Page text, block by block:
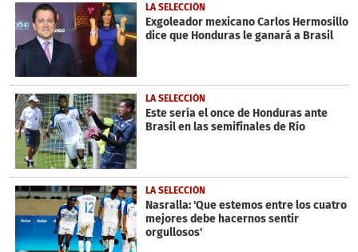
LA SELECCIÓN
Exgoleador mexicano Carlos Hermosillo
dice que Honduras le ganará a Brasil
LA SELECCIÓN
Este sería el once de Honduras ante
Brasil en las semifinales de Río
LA SELECCIÓN
Nasralla: 'Que estemos entre los cuatro
mejores debe hacernos sentir
orgullosos'